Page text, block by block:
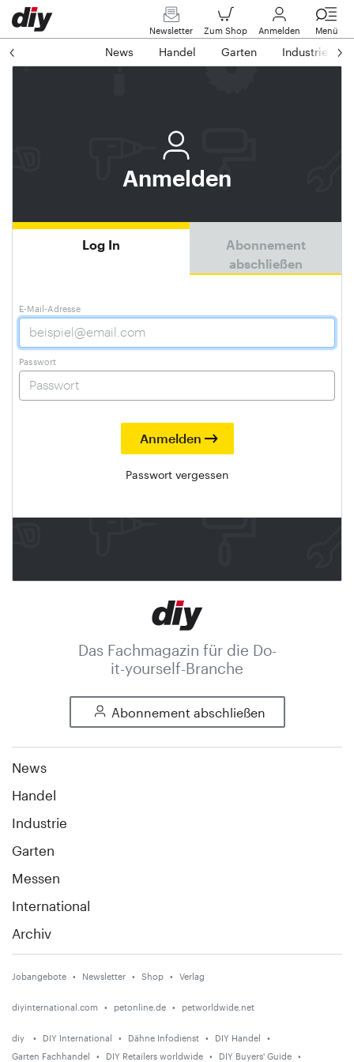
Newsletter Zum Shop Anmelden Menü
News Handel Garten Industrie
Anmelden
Log In
Abonnement
abschließen
E-Mail-Adresse
Passwort
Passwort vergessen
Das Fachmagazin für die Do-
it-yourself-Branche
Abonnement abschließen
News
Handel
Industrie
Garten
Messen
International
Archiv
Jobangebote Newsletter Shop Verlag
diyinternational.com petonline.de petworldwide.net
diy DIY International Dähne Infodienst
DIY Handel
Garten Fachhandel
DIY Retailers worldwide DIY Buyers' Guide